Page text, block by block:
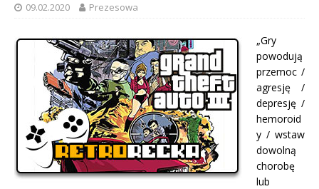
09.02.2020 Prezesowa
„Gry
powodują
przemoc /
agresję /
depresję /
hemoroid
y / wstaw
dowolną
chorobę
lub